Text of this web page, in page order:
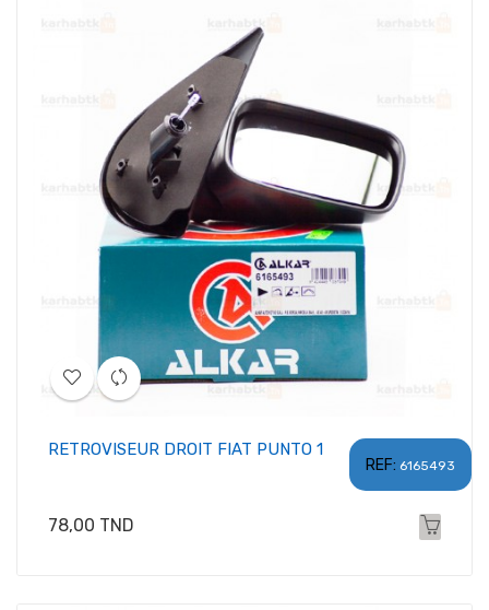
REF: 6165493
RETROVISEUR DROIT FIAT PUNTO 1
Prix
78,00 TND